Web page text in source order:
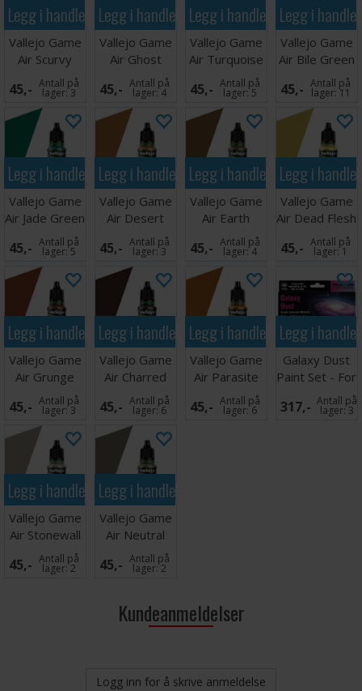
Legg i handlekurven
Vallejo Game
Air Scurvy
Green
45,- Antall på
lager:3
Legg i handlekurven
Vallejo Game
Air Ghost
Green
45,- Antall på
lager:4
Legg i handlekurven
Vallejo Game
Air Turquoise
45,- Antall på
lager:5
Legg i
Vallejo Game
Air Bile Green
45,- Antall på
lager: 11
Legg i handlekurven
Vallejo Game
Air Jade Green
45,- Antall på
lager:5
Legg i handlekurven
Vallejo Game
Air Desert
Yellow
45,- Antall på
lager:3
Legg i handlekurven
Vallejo Game
Air Earth
45,- Antall på
lager:4
Legg i
Vallejo Game
Air Dead Flesh
45,- Antall på
lager:1
Legg i handlekurven
Vallejo Game
Air Grunge
Brown
45,- Antall på
lager:3
Legg i handlekurven
Vallejo Game
Air Charred
Brown
45,- Antall på
lager:6
Legg i handlekurven
Vallejo Game
Air Parasite
Brown
45,- Antall på
lager:6
Legg i
Galaxy Dust
Paint Set - For
Airbrush
317,- Antall på
lager:3
Legg i handlekurven
Vallejo Game
Air Stonewall
Grey
45,- Antall på
lager:2
Legg i handlekurven
Vallejo Game
Air Neutral
Grey
45,- Antall på
lager:2
Kundeanmeldelser
Logg inn for å skrive anmeldelse